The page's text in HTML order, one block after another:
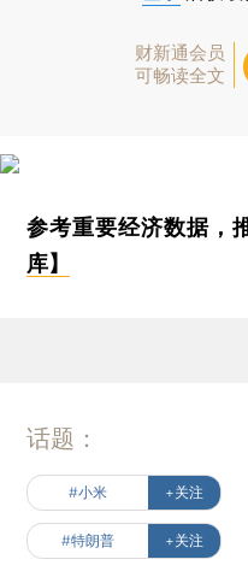
财新通会员
可畅读全文
参考重要经济数据，
库】
话题：
#小米 +关注
#特朗普 +关注